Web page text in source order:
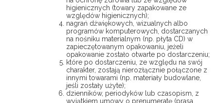
higienicznych (towary zapakowane ze
względów higienicznych);
nagrań dźwiękowych, wizualnych albo
programów komputerowych, dostarczanych
na nośniku materialnym (np. płyta CD) w
zapieczętowanym opakowaniu, jeżeli
opakowanie zostało otwarte po dostarczeniu;
które po dostarczeniu, ze względu na swój
charakter, zostają nierozłącznie połączone z
innymi towarami (np. materiały budowlane,
jeśli zostały użyte);
dzienników, periodyków lub czasopism, z
wyjątkiem umowy o prenumeratę (prasa